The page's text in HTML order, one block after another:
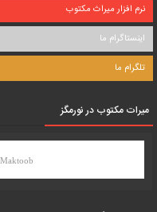
نرم افزار میراث مکتوب
اینستاگرام ما
تلگرام ما
میرات مکتوب در نورمگز